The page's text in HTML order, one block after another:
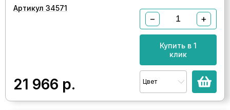
Артикул 34571
21 966 р.
− +
Купить в 1
клик
Цвет